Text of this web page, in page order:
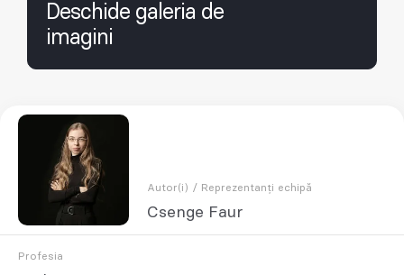
Deschide galeria de
imagini
Autor(i) / Reprezentanți echipă
Csenge Faur
Profesia